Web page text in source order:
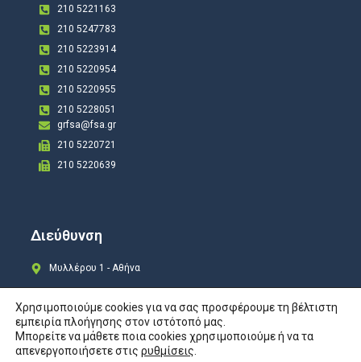
210 5221163
210 5247783
210 5223914
210 5220954
210 5220955
210 5228051
grfsa@fsa.gr
210 5220721
210 5220639
Διεύθυνση
Μυλλέρου 1 - Αθήνα
Copyright © 2024 All rights Reserved. Design byCOSMOTE New Site4U
Χρησιμοποιούμε cookies για να σας προσφέρουμε τη βέλτιστη
εμπειρία πλοήγησης στον ιστότοπό μας.
Μπορείτε να μάθετε ποια cookies χρησιμοποιούμε ή να τα
απενεργοποιήσετε στις ρυθμίσεις